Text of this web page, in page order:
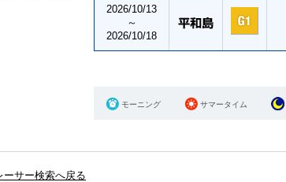
2026/10/13
～
2026/10/18
モーニング サマータイム
ーサー検索へ戻る